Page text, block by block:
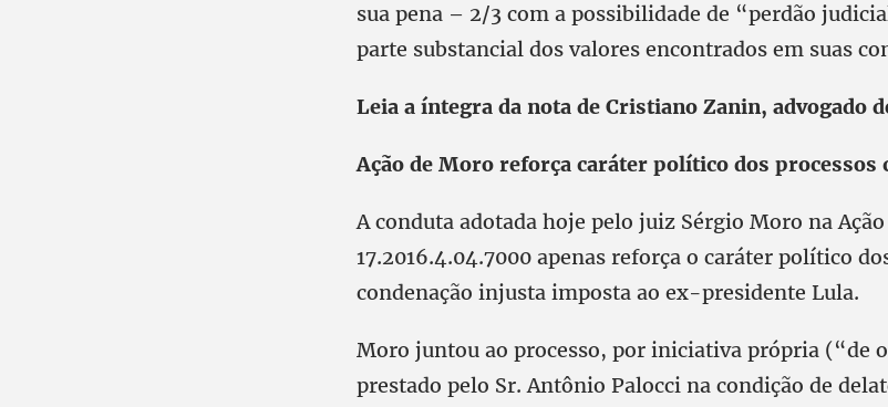
sua pena – 2/3 com a possibilidade de “perdão
parte substancial dos valores encontrados em suas
Leia a íntegra da nota de Cristiano Zanin, advogado
Ação de Moro reforça caráter político dos processos
A conduta adotada hoje pelo juiz Sérgio Moro na
17.2016.4.04.7000 apenas reforça o caráter político
condenação injusta imposta ao ex-presidente Lula.
Moro juntou ao processo, por iniciativa própria (“de
prestado pelo Sr. Antônio Palocci na condição de